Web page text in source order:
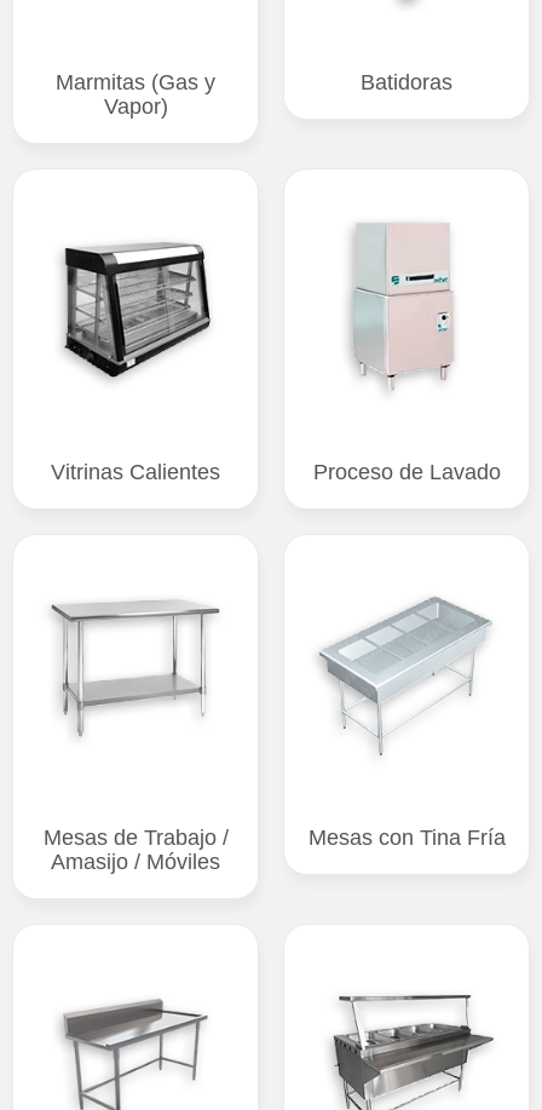
Marmitas (Gas y
Vapor)
Batidoras
Vitrinas Calientes Proceso de Lavado
Mesas de Trabajo /
Amasijo / Móviles
Mesas con Tina Fría